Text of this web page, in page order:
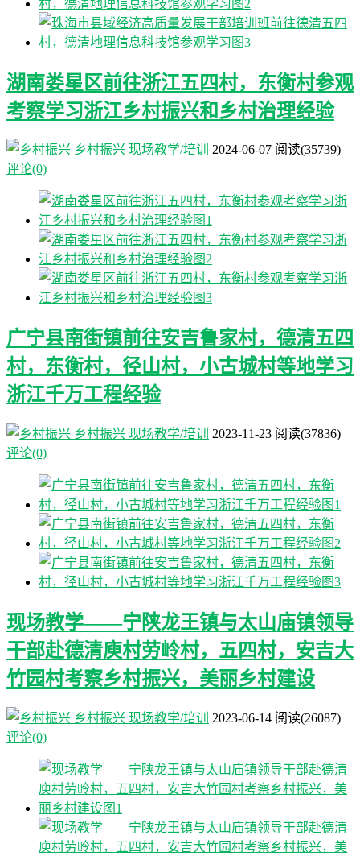
湖南娄星区前往浙江五四村，东衡村参观
考察学习浙江乡村振兴和乡村治理经验
乡村振兴 现场教学/培训 2024-06-07 阅读(35739)
评论(0)
广宁县南街镇前往安吉鲁家村，德清五四
村，东衡村，径山村，小古城村等地学习
浙江千万工程经验
乡村振兴 现场教学/培训 2023-11-23 阅读(37836)
评论(0)
现场教学——宁陕龙王镇与太山庙镇领导
干部赴德清庾村劳岭村，五四村，安吉大
竹园村考察乡村振兴，美丽乡村建设
乡村振兴 现场教学/培训 2023-06-14 阅读(26087)
评论(0)